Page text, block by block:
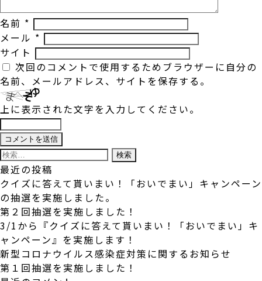
名前 *
メール *
サイト
次回のコメントで使用するためブラウザーに自分の
名前、メールアドレス、サイトを保存する。
上に表示された文字を入力してください。
検
索:
最近の投稿
クイズに答えて貰いまい！「おいでまい」キャンペーン
の抽選を実施しました。
第２回抽選を実施しました！
3/1から『クイズに答えて貰いまい！「おいでまい」キ
ャンペーン』を実施します！
新型コロナウイルス感染症対策に関するお知らせ
第１回抽選を実施しました！